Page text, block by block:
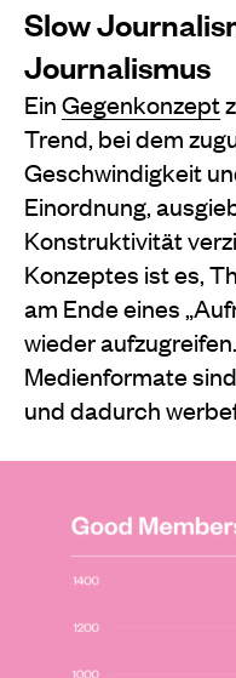
Slow
Journalismus
EinGegenkonzept
Trend, bei dem
Geschwindigkeit
Einordnung,
Konstruktivität
Konzeptes ist es,
am Ende eines
wieder
Medienformate
und dadurch